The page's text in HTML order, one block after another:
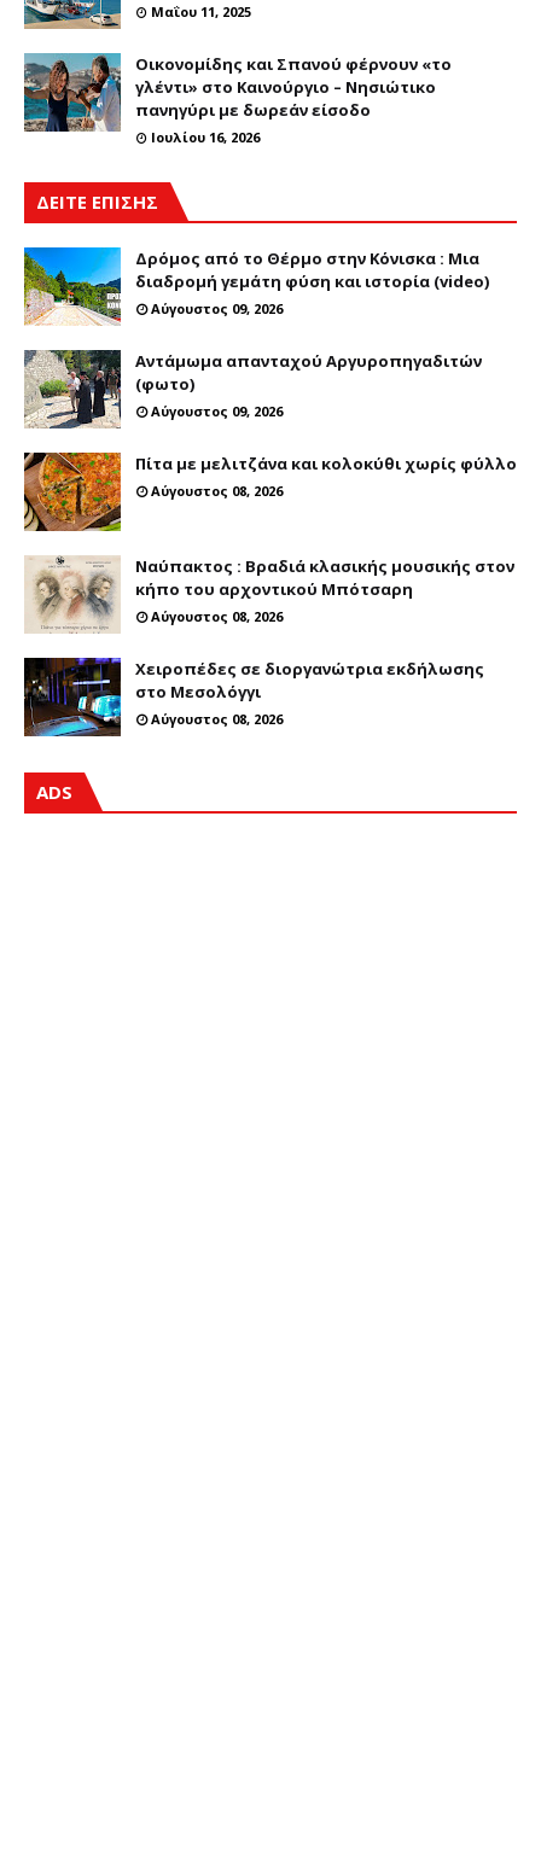
Μαΐου 11, 2025
Οικονομίδης και Σπανού φέρνουν «το
γλέντι» στο Καινούργιο – Νησιώτικο
πανηγύρι με δωρεάν είσοδο
Ιουλίου 16, 2026
ΔΕΙΤΕ ΕΠΙΣΗΣ
Δρόμος από το Θέρμο στην Κόνισκα : Μια
διαδρομή γεμάτη φύση και ιστορία (video)
Αύγουστος 09, 2026
Αντάμωμα απανταχού Αργυροπηγαδιτών
(φωτο)
Αύγουστος 09, 2026
Πίτα με μελιτζάνα και κολοκύθι χωρίς φύλλο
Αύγουστος 08, 2026
Ναύπακτος : Βραδιά κλασικής μουσικής στον
κήπο του αρχοντικού Μπότσαρη
Αύγουστος 08, 2026
Χειροπέδες σε διοργανώτρια εκδήλωσης
στο Μεσολόγγι
Αύγουστος 08, 2026
ADS